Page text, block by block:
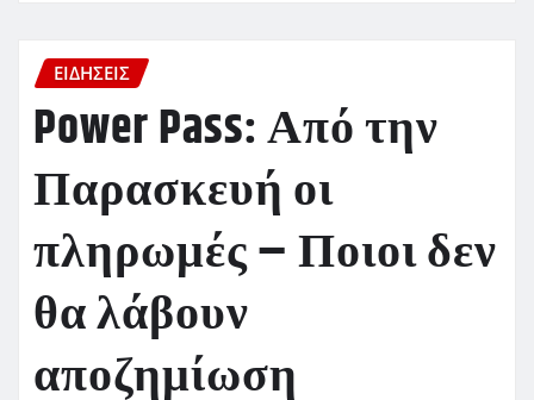
ΕΙΔΗΣΕΙΣ
Power Pass: Από την
Παρασκευή οι
πληρωμές – Ποιοι δεν
θα λάβουν
αποζημίωση